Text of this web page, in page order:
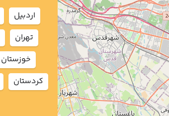
اردبيل
تهران
خوزستان
كردستان